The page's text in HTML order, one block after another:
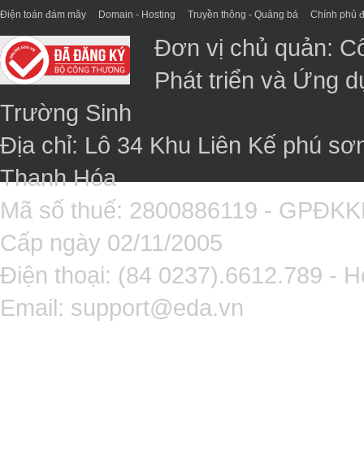
Điện toán đám mây Domain - Hosting Truyền thông - Quảng bá Chính phủ
Đơn vị chủ quản:
Phát triển và Ứng
Trường Sinh
Địa chỉ: Lô 34 Khu Liên Kế phú
Thanh Hóa
Mã số thuế: 2800886119 -
Cấp ngày 02/11/2005
Điện thoại: (84 0237).6612.789 -
Email: support@eda.vn